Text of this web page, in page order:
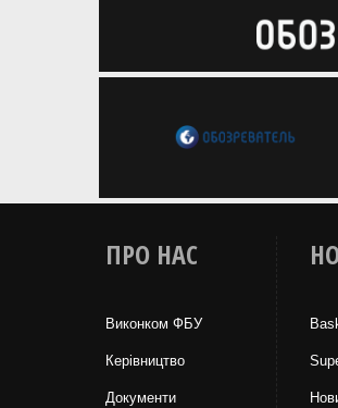
ПРО НАС
Виконком ФБУ
Керівництво
Документи